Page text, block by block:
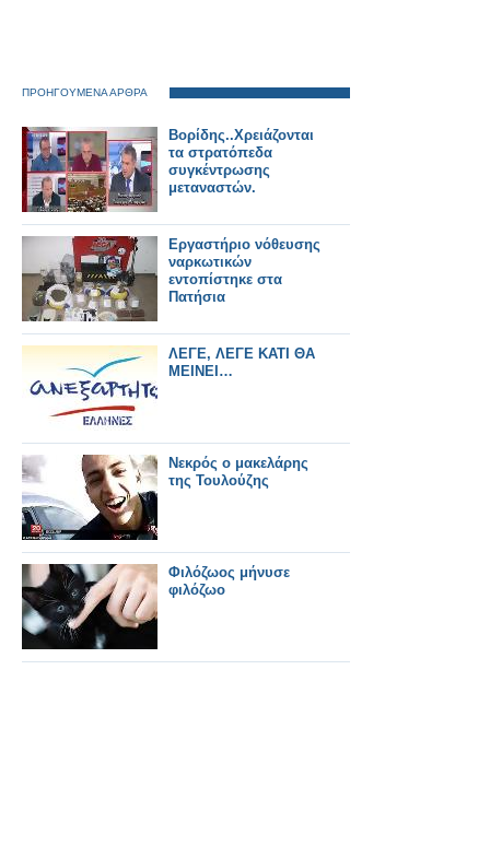
ΠΡΟΗΓΟΥΜΕΝΑ ΑΡΘΡΑ
Βορίδης..Χρειάζονται
τα στρατόπεδα
συγκέντρωσης
μεταναστών.
Εργαστήριο νόθευσης
ναρκωτικών
εντοπίστηκε στα
Πατήσια
ΛΕΓΕ, ΛΕΓΕ ΚΑΤΙ ΘΑ
ΜΕΙΝΕΙ…
Νεκρός ο μακελάρης
της Τουλούζης
Φιλόζωος μήνυσε
φιλόζωο